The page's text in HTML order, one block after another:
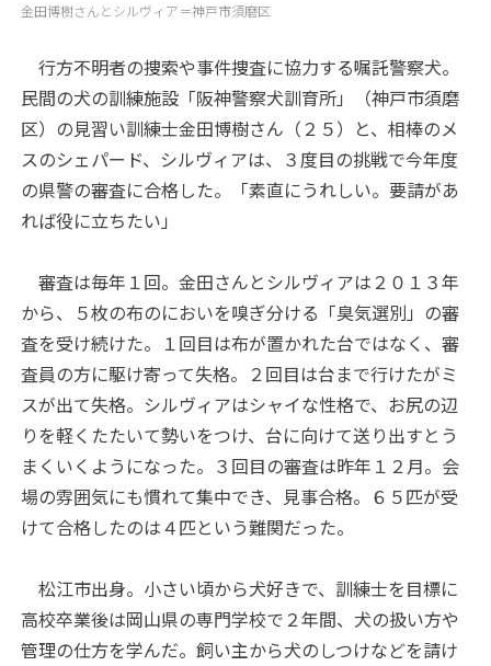
金田博樹さんとシルヴィア＝神戸市須磨区
行方不明者の捜索や事件捜査に協力する嘱託警察犬。
民間の犬の訓練施設「阪神警察犬訓育所」（神戸市須磨
区）の見習い訓練士金田博樹さん（２５）と、相棒のメ
スのシェパード、シルヴィアは、３度目の挑戦で今年度
の県警の審査に合格した。「素直にうれしい。要請があ
れば役に立ちたい」
審査は毎年１回。金田さんとシルヴィアは２０１３年
から、５枚の布のにおいを嗅ぎ分ける「臭気選別」の審
査を受け続けた。１回目は布が置かれた台ではなく、審
査員の方に駆け寄って失格。２回目は台まで行けたがミ
スが出て失格。シルヴィアはシャイな性格で、お尻の辺
りを軽くたたいて勢いをつけ、台に向けて送り出すとう
まくいくようになった。３回目の審査は昨年１２月。会
場の雰囲気にも慣れて集中でき、見事合格。６５匹が受
けて合格したのは４匹という難関だった。
松江市出身。小さい頃から犬好きで、訓練士を目標に
高校卒業後は岡山県の専門学校で２年間、犬の扱い方や
管理の仕方を学んだ。飼い主から犬のしつけなどを請け